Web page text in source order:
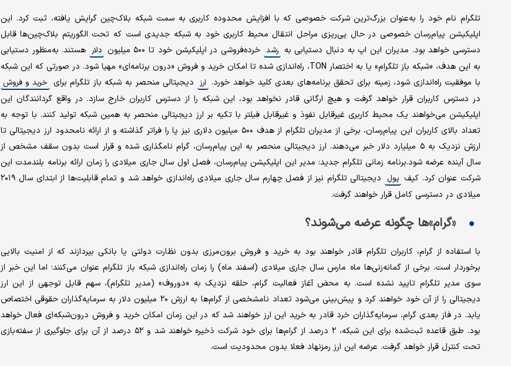
تلگرام نام خود را به‌عنوان بزرگ‌ترین شرکت خصوصی که با افزایش محدوده کاربری به سمت شبکه بلاک‌چین گرایش یافته، ثبت کرد. این
اپلیکیشن پیام‌رسان خصوصی در حال پی‌ریزی مراحل انتقال محیط کاربری خود به شبکه جدیدی است که تحت الگوریتم بلاک‌چین‌ها قابل
دسترسی خواهد بود. مدیران این اپ به دنبال دستیابی به رشد خرده‌فروشی در اپلیکیشن خود تا ۵۰۰ میلیون دلار هستند. به‌منظور دستیابی
به این هدف، «شبکه باز تلگرام» یا به اختصار TON، راه‌اندازی شده تا امکان خرید و فروش «درون برنامه‌ای» مهیا شود. در صورتی که این شبکه
با موفقیت راه‌اندازی شود، زمینه برای تحقق برنامه‌های بعدی کلید خواهد خورد. ارز دیجیتالی منحصر به شبکه باز تلگرام برای خرید و فروش
در دسترس کاربران قرار خواهد گرفت و هیچ ارگانی قادر نخواهد بود، این شبکه را از دسترس کاربران خارج سازد. در واقع گردانندگان این
اپلیکیشن می‌خواهند یک محیط کاربری غیرقابل نفوذ و غیرقابل فیلتر با تکیه بر ارز دیجیتالی منحصر به همین شبکه تولید کنند. با توجه به
تعداد بالای کاربران این پیام‌رسان، برخی از مدیران تلگرام از هدف ۵۰۰ میلیون دلاری نیز پا را فراتر گذاشته و از ارائه نامحدود ارز دیجیتالی تا
ارزش نزدیک به ۵ میلیارد دلار خبر می‌دهند. ارز دیجیتالی منحصر به این پیام‌رسان، گرام نامگذاری شده و قرار است بدون سقف مشخص از
سال آینده عرضه شود.برنامه زمانی تلگرام جدید: مدیر این اپلیکیشن پیام‌رسان، فصل اول سال جاری میلادی را زمان ارائه برنامه بلندمدت این
شرکت عنوان کرد. کیف پول
دیجیتالی تلگرام نیز از فصل چهارم سال جاری میلادی راه‌اندازی خواهد شد و تمام قابلیت‌ها از ابتدای سال ۲۰۱۹
میلادی در دسترسی کامل قرار خواهند گرفت.
«گرام»ها چگونه عرضه می‌شوند؟
با استفاده از گرام، کاربران تلگرام قادر خواهند بود به خرید و فروش برون‌مرزی بدون نظارت دولتی یا بانکی بپردازند که از امنیت بالایی
برخوردار است. برخی از گمانه‌زنی‌ها ماه مارس سال جاری میلادی (اسفند ماه) را زمان راه‌اندازی شبکه باز تلگرام عنوان می‌کنند؛ اما این خبر از
سوی مدیر تلگرام تایید نشده است. به محض آغاز فعالیت گرام، حلقه نزدیک به «دوروف» (مدیر تلگرام)، سهم قابل توجهی از این ارز
دیجیتالی را از آن خود خواهند کرد و پیش‌بینی می‌شود تعداد نامشخصی از گرام‌ها به ارزش ۲۰ میلیون دلار به سرمایه‌گذاران حقوقی اختصاص
یابد. در فاز بعدی گرام، سرمایه‌گذاران خرد قادر به خرید این ارز خواهند شد که در این زمان امکان خرید و فروش درون‌شبکه‌ای فعال خواهد
بود. طبق قاعده ثبت‌شده برای این شبکه، ۲ درصد از گرام‌ها برای خود شرکت ذخیره خواهند شد و ۵۲ درصد از آن برای جلوگیری از سفته‌بازی
تحت کنترل قرار خواهد گرفت. عرضه این ارز رمزنهاد فعلا بدون محدودیت است.